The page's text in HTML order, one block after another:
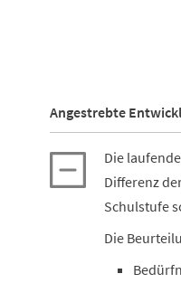
Angestrebte
Die
Differenz
Schulstufe
Die